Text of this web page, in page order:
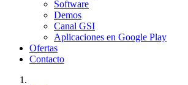
Software
Demos
Canal GSI
Aplicaciones en Google Play
Ofertas
Contacto